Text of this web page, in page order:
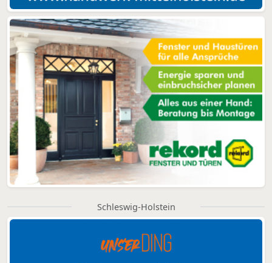
Schleswig-Holstein